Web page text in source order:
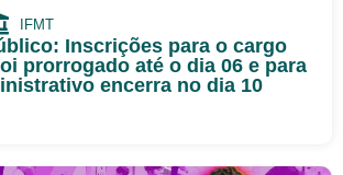
IFMT
Inscrições para o cargo
prorrogado até o dia 06 e para
encerra no dia 10